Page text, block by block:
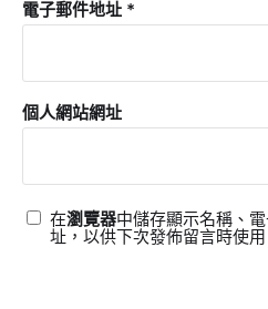
電子郵件地址 *
個人網站網址
在瀏覽器中儲存顯示名稱、
址，以供下次發佈留言時使用